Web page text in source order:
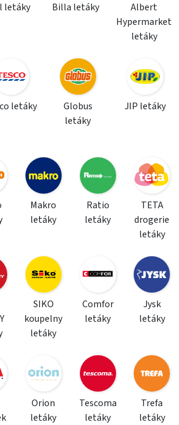
letáky Billa letáky
Albert
Hypermarket
letáky
letáky
Globus
letáky
JIP letáky
Makro
letáky
Ratio
letáky
TETA
drogerie
letáky
SIKO
koupelny
letáky
Comfor
letáky
Jysk
letáky
Orion
letáky
Tescoma
letáky
Trefa
letáky